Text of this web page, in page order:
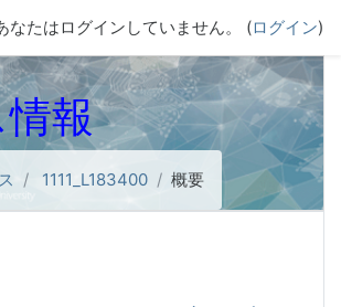
なたはログインしていません。 (ログイン)
報
1111_L183400 概要